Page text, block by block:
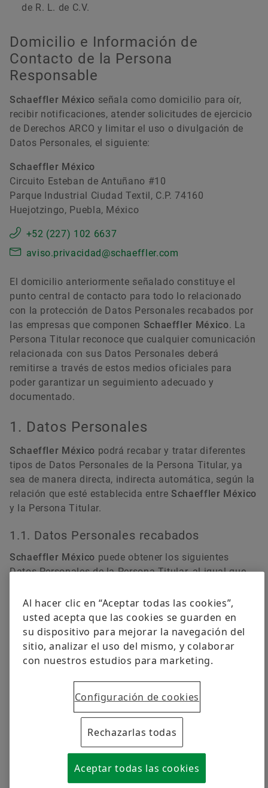
de R. L. de C.V.
Domicilio e Información de
Contacto de la Persona
Responsable
Schaeffler México señala como domicilio para oír,
recibir notificaciones, atender solicitudes de ejercicio
de Derechos ARCO y limitar el uso o divulgación de
Datos Personales, el siguiente:
Schaeffler México
Circuito Esteban de Antuñano #10
Parque Industrial Ciudad Textil, C.P. 74160
Huejotzingo, Puebla, México
+52 (227) 102 6637
aviso.privacidad@schaeffler.com
El domicilio anteriormente señalado constituye el
punto central de contacto para todo lo relacionado
con la protección de Datos Personales recabados por
las empresas que componen Schaeffler México. La
Persona Titular reconoce que cualquier comunicación
relacionada con sus Datos Personales deberá
remitirse a través de estos medios oficiales para
poder garantizar un seguimiento adecuado y
documentado.
1. Datos Personales
Schaeffler México podrá recabar y tratar diferentes
tipos de Datos Personales de la Persona Titular, ya
sea de manera directa, indirecta automática, según la
relación que esté establecida entre Schaeffler México
y la Persona Titular.
1.1. Datos Personales recabados
Schaeffler México puede obtener los siguientes
Datos Personales de la Persona Titular, al igual que
enlistados en los Avisos de Privacidad
Especializados.
Datos para Contacto: incluye datos de
identificación y contacto como nombre completo,
teléfono, correo electrónico, empresa o entidad a la
que representa o domicilio.
Datos para Registro de Visitas:incluye datos de
identificación y contacto como nombre completo,
teléfono, correo electrónico, empresa o entidad a la
que representa o domicilio y propósito de la visita,
registro de acceso en la recepción.
Al hacer clic en “Aceptar todas las cookies”,
usted acepta que las cookies se guarden en
su dispositivo para mejorar la navegación del
sitio, analizar el uso del mismo, y colaborar
con nuestros estudios para marketing.
Configuración de cookies
Rechazarlas todas
Aceptar todas las cookies